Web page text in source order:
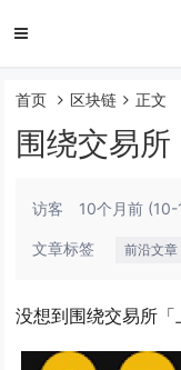
首页 区块链 正文
围绕交易
访客 10个月前 (10-
文章标签 前沿文章
没想到围绕交易所「